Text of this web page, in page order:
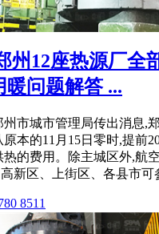
州12座热源厂全
暖问题解答 ...
州市城市管理局传出消息,
本的11月15日零时,提前
热的费用。除主城区外,航
新区、上街区、各县市可
8511